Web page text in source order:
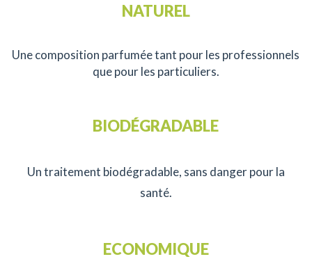
NATUREL
Une composition parfumée tant pour les professionnels
que pour les particuliers.
BIODÉGRADABLE
Un traitement biodégradable, sans danger pour la
santé.
ECONOMIQUE